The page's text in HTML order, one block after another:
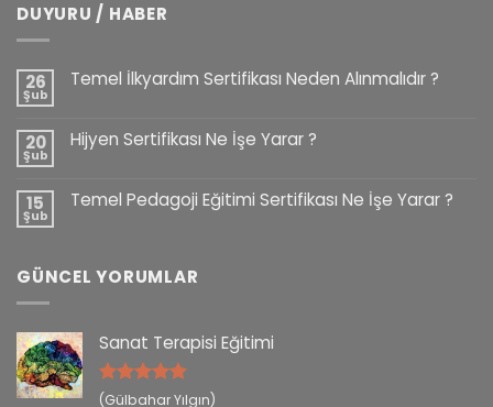
DUYURU / HABER
26
Şub
Temel İlkyardım Sertifikası Neden Alınmalıdır ?
20
Şub
Hijyen Sertifikası Ne İşe Yarar ?
15
Şub
Temel Pedagoji Eğitimi Sertifikası Ne İşe Yarar ?
GÜNCEL YORUMLAR
Sanat Terapisi Eğitimi
5 üzerinden
(Gülbahar Yılgın)